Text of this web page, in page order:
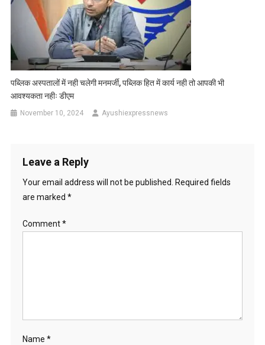
पब्लिक अस्पतालों में नही चलेगी मनमर्जी, पब्लिक हित में कार्य नही तो आपकी भी
आवश्यकता नहीः डीएम
November 10, 2024 Ayushiexpressnews
Leave a Reply
Your email address will not be published.
Required fields
are marked *
Comment*
Name *